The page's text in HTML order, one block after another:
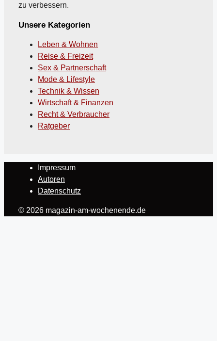
zu verbessern.
Unsere Kategorien
Leben & Wohnen
Reise & Freizeit
Sex & Partnerschaft
Mode & Lifestyle
Technik & Wissen
Wirtschaft & Finanzen
Recht & Verbraucher
Ratgeber
Impressum
Autoren
Datenschutz
© 2026 magazin-am-wochenende.de